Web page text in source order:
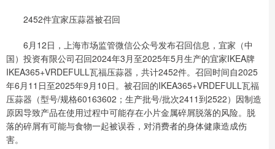
2452件宜家压蒜器被召回
6月12日，上海市场监管微信公众号发布召回信息，宜家（中
国）投资有限公司召回2024年3月至2025年5月生产的宜家IKEA牌
IKEA365+VRDEFULL瓦福压蒜器，共计2452件。召回时间自2025
年6月11日至2025年9月10日。被召回的IKEA365+VRDEFULL瓦福
压蒜器（型号/规格60163602；生产批号/批次2411到2522）因制造
原因导致产品在使用过程中可能存在小片金属碎屑脱落的风险。脱
落的碎屑有可能与食物一起被误吞，对消费者的身体健康造成伤
害。